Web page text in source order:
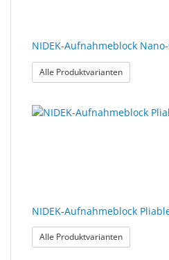
NIDEK-Aufnahmeblock
Alle Produktvarianten: NIDEK-
NIDEK-Aufnahmeblock
Alle Produktvarianten: NIDEK-